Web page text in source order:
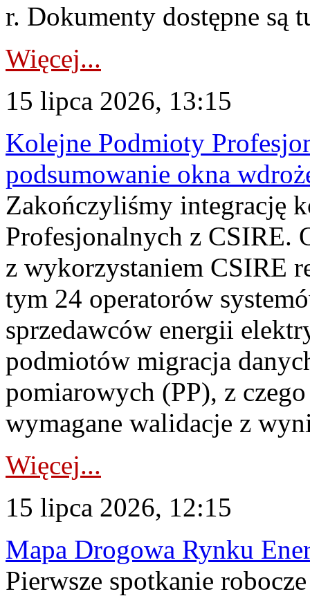
r. Dokumenty dostępne są
Więcej...
15 lipca 2026, 13:15
Kolejne Podmioty
podsumowanie okna
Zakończyliśmy integrację
Profesjonalnych z CSIRE.
z wykorzystaniem CSIRE
tym 24 operatorów
sprzedawców energii
podmiotów migracja
pomiarowych (PP), z
wymagane walidacje z
Więcej...
15 lipca 2026, 12:15
Mapa Drogowa Rynku
Pierwsze spotkanie